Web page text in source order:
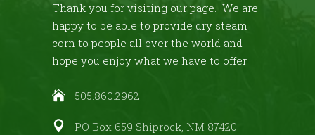
Thank you for visiting our page. We are
happy to be able to provide dry steam
corn to people all over the world and
hope you enjoy what we have to offer.
505.860.2962
PO Box 659 Shiprock, NM 87420